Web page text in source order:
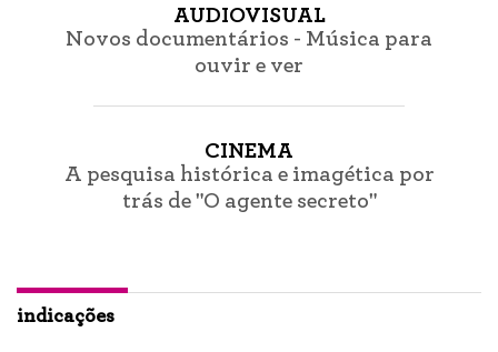
AUDIOVISUAL
Novos documentários - Música para
ouvir e ver
CINEMA
A pesquisa histórica e imagética por
trás de "O agente secreto"
indicações